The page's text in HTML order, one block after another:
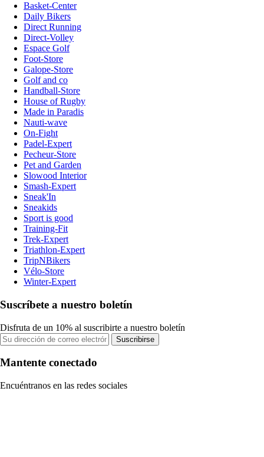
Basket-Center
Daily Bikers
Direct Running
Direct-Volley
Espace Golf
Foot-Store
Galope-Store
Golf and co
Handball-Store
House of Rugby
Made in Paradis
Nauti-wave
On-Fight
Padel-Expert
Pecheur-Store
Pet and Garden
Slowood Interior
Smash-Expert
Sneak'In
Sneakids
Sport is good
Training-Fit
Trek-Expert
Triathlon-Expert
TripNBikers
Vélo-Store
Winter-Expert
Suscríbete a nuestro boletín
Disfruta de un 10% al suscribirte a nuestro boletín
Suscribirse
Mantente conectado
Encuéntranos en las redes sociales